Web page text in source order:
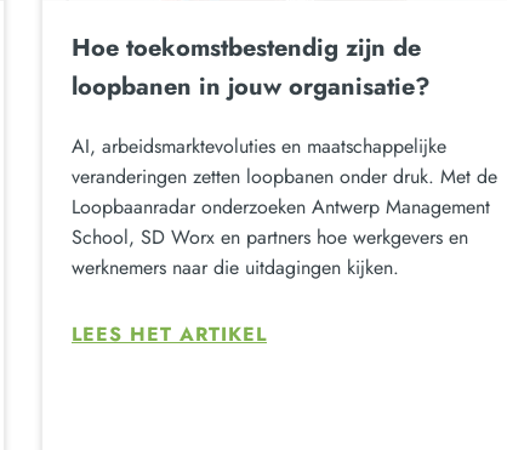
Hoe toekomstbestendig zijn de
loopbanen in jouw organisatie?
AI, arbeidsmarktevoluties en maatschappelijke
veranderingen zetten loopbanen onder druk. Met de
Loopbaanradar onderzoeken Antwerp Management
School, SD Worx en partners hoe werkgevers en
werknemers naar die uitdagingen kijken.
LEES HET ARTIKEL